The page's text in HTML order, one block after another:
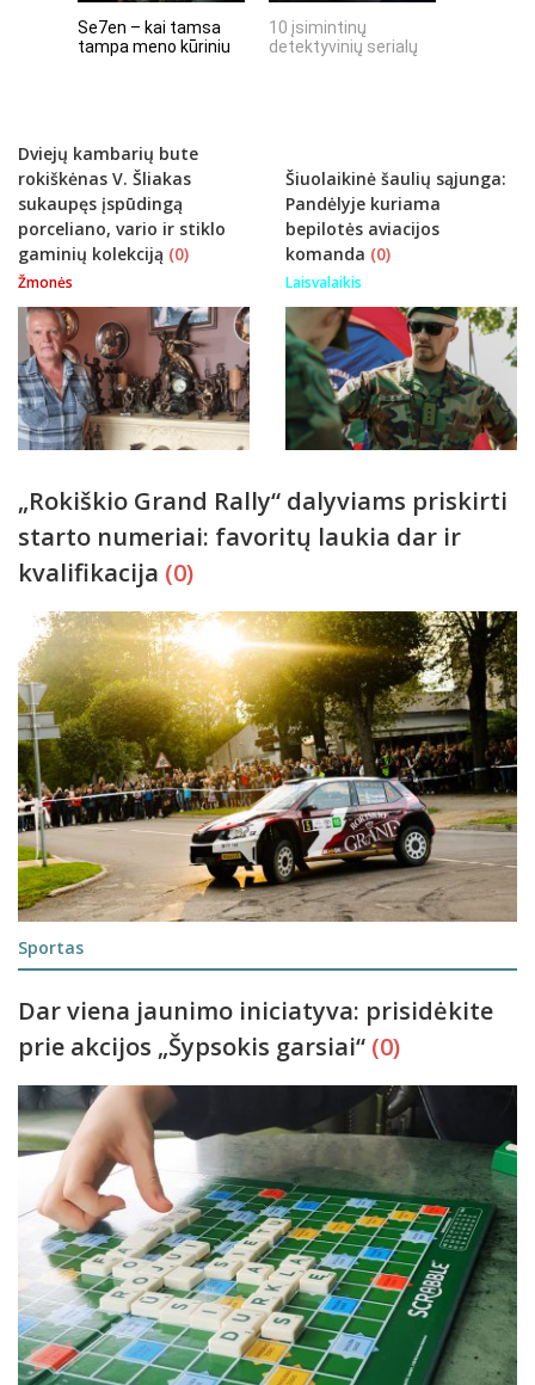
Se7en – kai tamsa
tampa meno kūriniu
10 įsimintinų
detektyvinių serialų
Dviejų kambarių bute
rokiškėnas V. Šliakas
sukaupęs įspūdingą
porceliano, vario ir stiklo
gaminių kolekciją (0)
Žmonės
Šiuolaikinė šaulių sąjunga:
Pandėlyje kuriama
bepilotės aviacijos
komanda (0)
Laisvalaikis
„Rokiškio Grand Rally“ dalyviams priskirti
starto numeriai: favoritų laukia dar ir
kvalifikacija (0)
Sportas
Dar viena jaunimo iniciatyva: prisidėkite
prie akcijos „Šypsokis garsiai“ (0)